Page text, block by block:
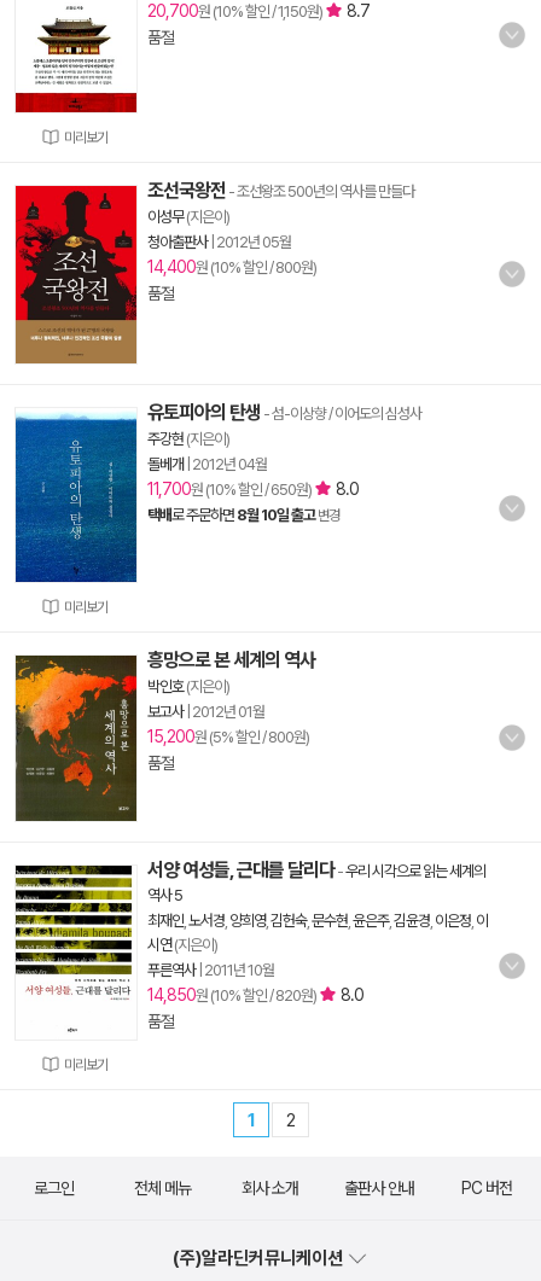
미리보기
20,700원 (10% 할인 / 1,150원)
8.7
품절
조선국왕전 - 조선왕조 500년의 역사를 만들다
이성무(지은이)
청아출판사| 2012년 05월
14,400원 (10% 할인 / 800원)
품절
미리보기
유토피아의 탄생 - 섬-이상향 / 이어도의 심성사
주강현 (지은이)
돌베개 2012년 04월
11,700원 (10% 할인 / 650원) 8.0
택배로 주문하면 8월 10일 출고 변경
흥망으로 본 세계의 역사
박인호(지은이)
보고사| 2012년 01월
15,200원 (5% 할인 / 800원)
품절
미리보기
서양 여성들, 근대를 달리다-우리 시각으로 읽는 세계의
역사 5
최재인 노서경 양희영, 김헌숙, 문수현 윤은주, 김윤경 이은정 이
시연(지은이)
푸른역사| 2011년 10월
14,850원 (10% 할인 / 820원)
8.0
품절
1 2
로그인 전체 메뉴 회사 소개 출판사 안내 PC 버전
(주)알라딘커뮤니케이션